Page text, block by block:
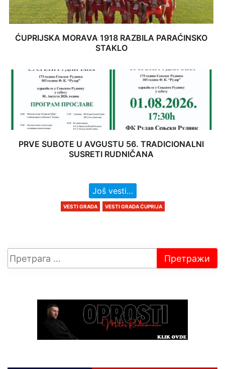
ĆUPRIJSKA MORAVA 1918 RAZBILA PARAĆINSKO
STAKLO
PRVE SUBOTE U AVGUSTU 56. TRADICIONALNI
SUSRETI RUDNIČANA
Još vesti…
VESTI GRADA VESTI GRADA ĆUPRIJA